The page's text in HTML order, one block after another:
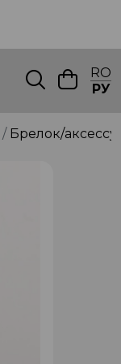
RO
РУ
Брелок/